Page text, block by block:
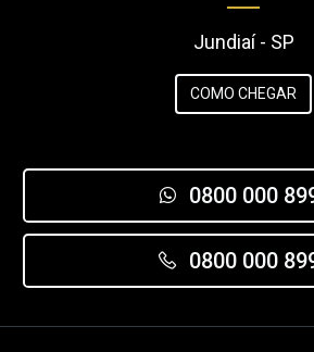
Jundiaí - SP
COMO CHEGAR
0800 000
0800 000